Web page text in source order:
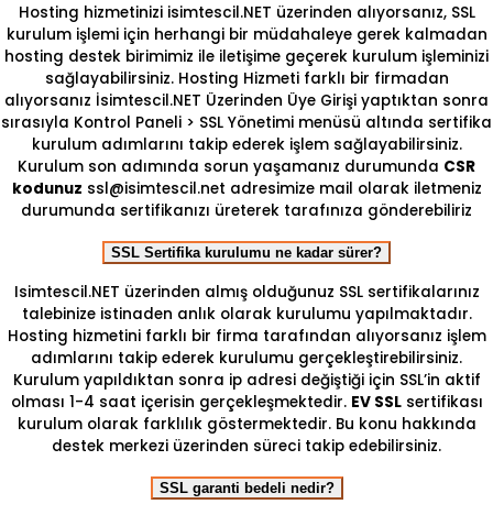
Hosting hizmetinizi isimtescil.NET üzerinden alıyorsanız, SSL
kurulum işlemi için herhangi bir müdahaleye gerek kalmadan
hosting destek birimimiz ile iletişime geçerek kurulum işleminizi
sağlayabilirsiniz. Hosting Hizmeti farklı bir firmadan
alıyorsanız İsimtescil.NET Üzerinden Üye Girişi yaptıktan sonra
sırasıyla Kontrol Paneli > SSL Yönetimi menüsü altında sertifika
kurulum adımlarını takip ederek işlem sağlayabilirsiniz.
Kurulum son adımında sorun yaşamanız durumunda CSR
kodunuz ssl@isimtescil.net adresimize mail olarak iletmeniz
durumunda sertifikanızı üreterek tarafınıza gönderebiliriz
SSL Sertifika kurulumu ne kadar sürer?
Isimtescil.NET üzerinden almış olduğunuz SSL sertifikalarınız
talebinize istinaden anlık olarak kurulumu yapılmaktadır.
Hosting hizmetini farklı bir firma tarafından alıyorsanız işlem
adımlarını takip ederek kurulumu gerçekleştirebilirsiniz.
Kurulum yapıldıktan sonra ip adresi değiştiği için SSL’in aktif
olması 1-4 saat içerisin gerçekleşmektedir. EV SSLsertifikası
kurulum olarak farklılık göstermektedir. Bu konu hakkında
destek merkezi üzerinden süreci takip edebilirsiniz.
SSL garanti bedeli nedir?